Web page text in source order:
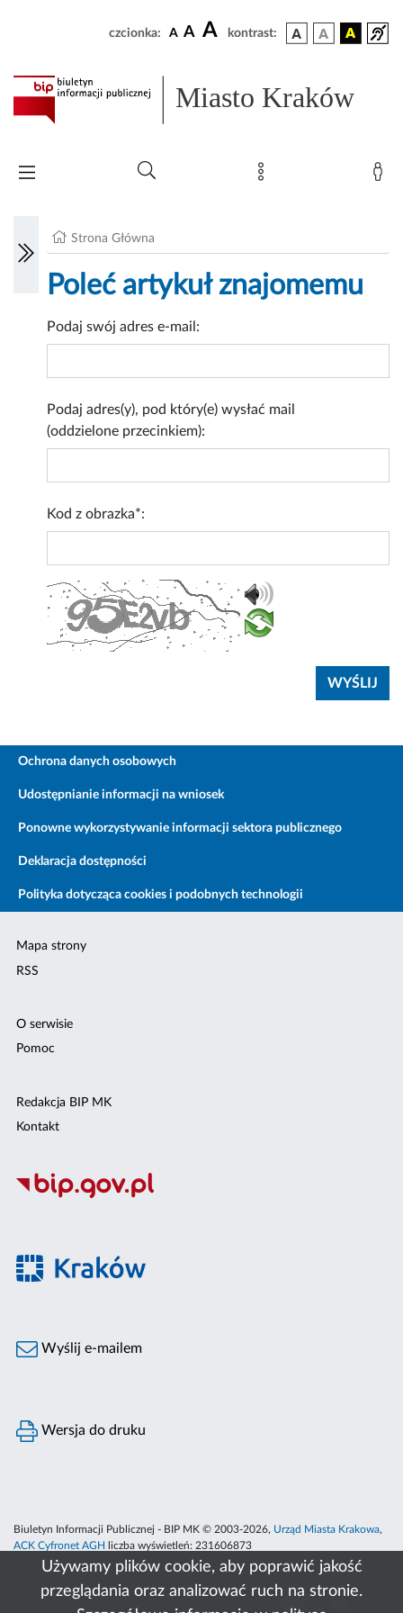
Używamy plików cookie, aby poprawić jakość
przeglądania oraz analizować ruch na stronie.
czcionka: A A A kontrast:
Miasto Kraków
Strona Główna
Poleć artykuł znajomemu
Podaj swój adres e-mail:
Podaj adres(y), pod który(e) wysłać mail
(oddzielone przecinkiem):
Kod z obrazka*:
Ochrona danych osobowych
Udostępnianie informacji na wniosek
Ponowne wykorzystywanie informacji sektora publicznego
Deklaracja dostępności
Polityka dotycząca cookies i podobnych technologii
Mapa strony
RSS
O serwisie
Pomoc
Redakcja BIP MK
Kontakt
Wyślij e-mailem
Wersja do druku
Biuletyn Informacji Publicznej - BIP MK © 2003-2026, Urząd Miasta Krakowa,
ACK Cyfronet AGH
liczba wyświetleń: 231606873